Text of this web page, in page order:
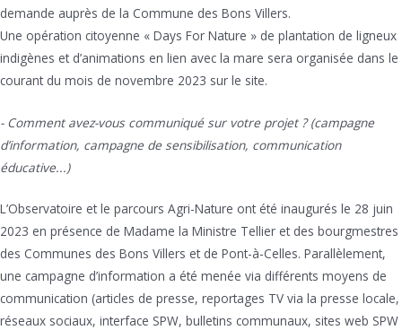
demande auprès de la Commune des Bons Villers.
Une opération citoyenne « Days For Nature » de plantation de ligneux
indigènes et d’animations en lien avec la mare sera organisée dans le
courant du mois de novembre 2023 sur le site.
- Comment avez-vous communiqué sur votre projet ? (campagne
d’information, campagne de sensibilisation, communication
éducative...)
L’Observatoire et le parcours Agri-Nature ont été inaugurés le 28 juin
2023 en présence de Madame la Ministre Tellier et des bourgmestres
des Communes des Bons Villers et de Pont-à-Celles. Parallèlement,
une campagne d’information a été menée via différents moyens de
communication (articles de presse, reportages TV via la presse locale,
réseaux sociaux, interface SPW, bulletins communaux, sites web SPW